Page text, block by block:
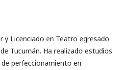
Licenciado en Teatro egresado
Tucumán. Ha realizado estudios
perfeccionamiento en